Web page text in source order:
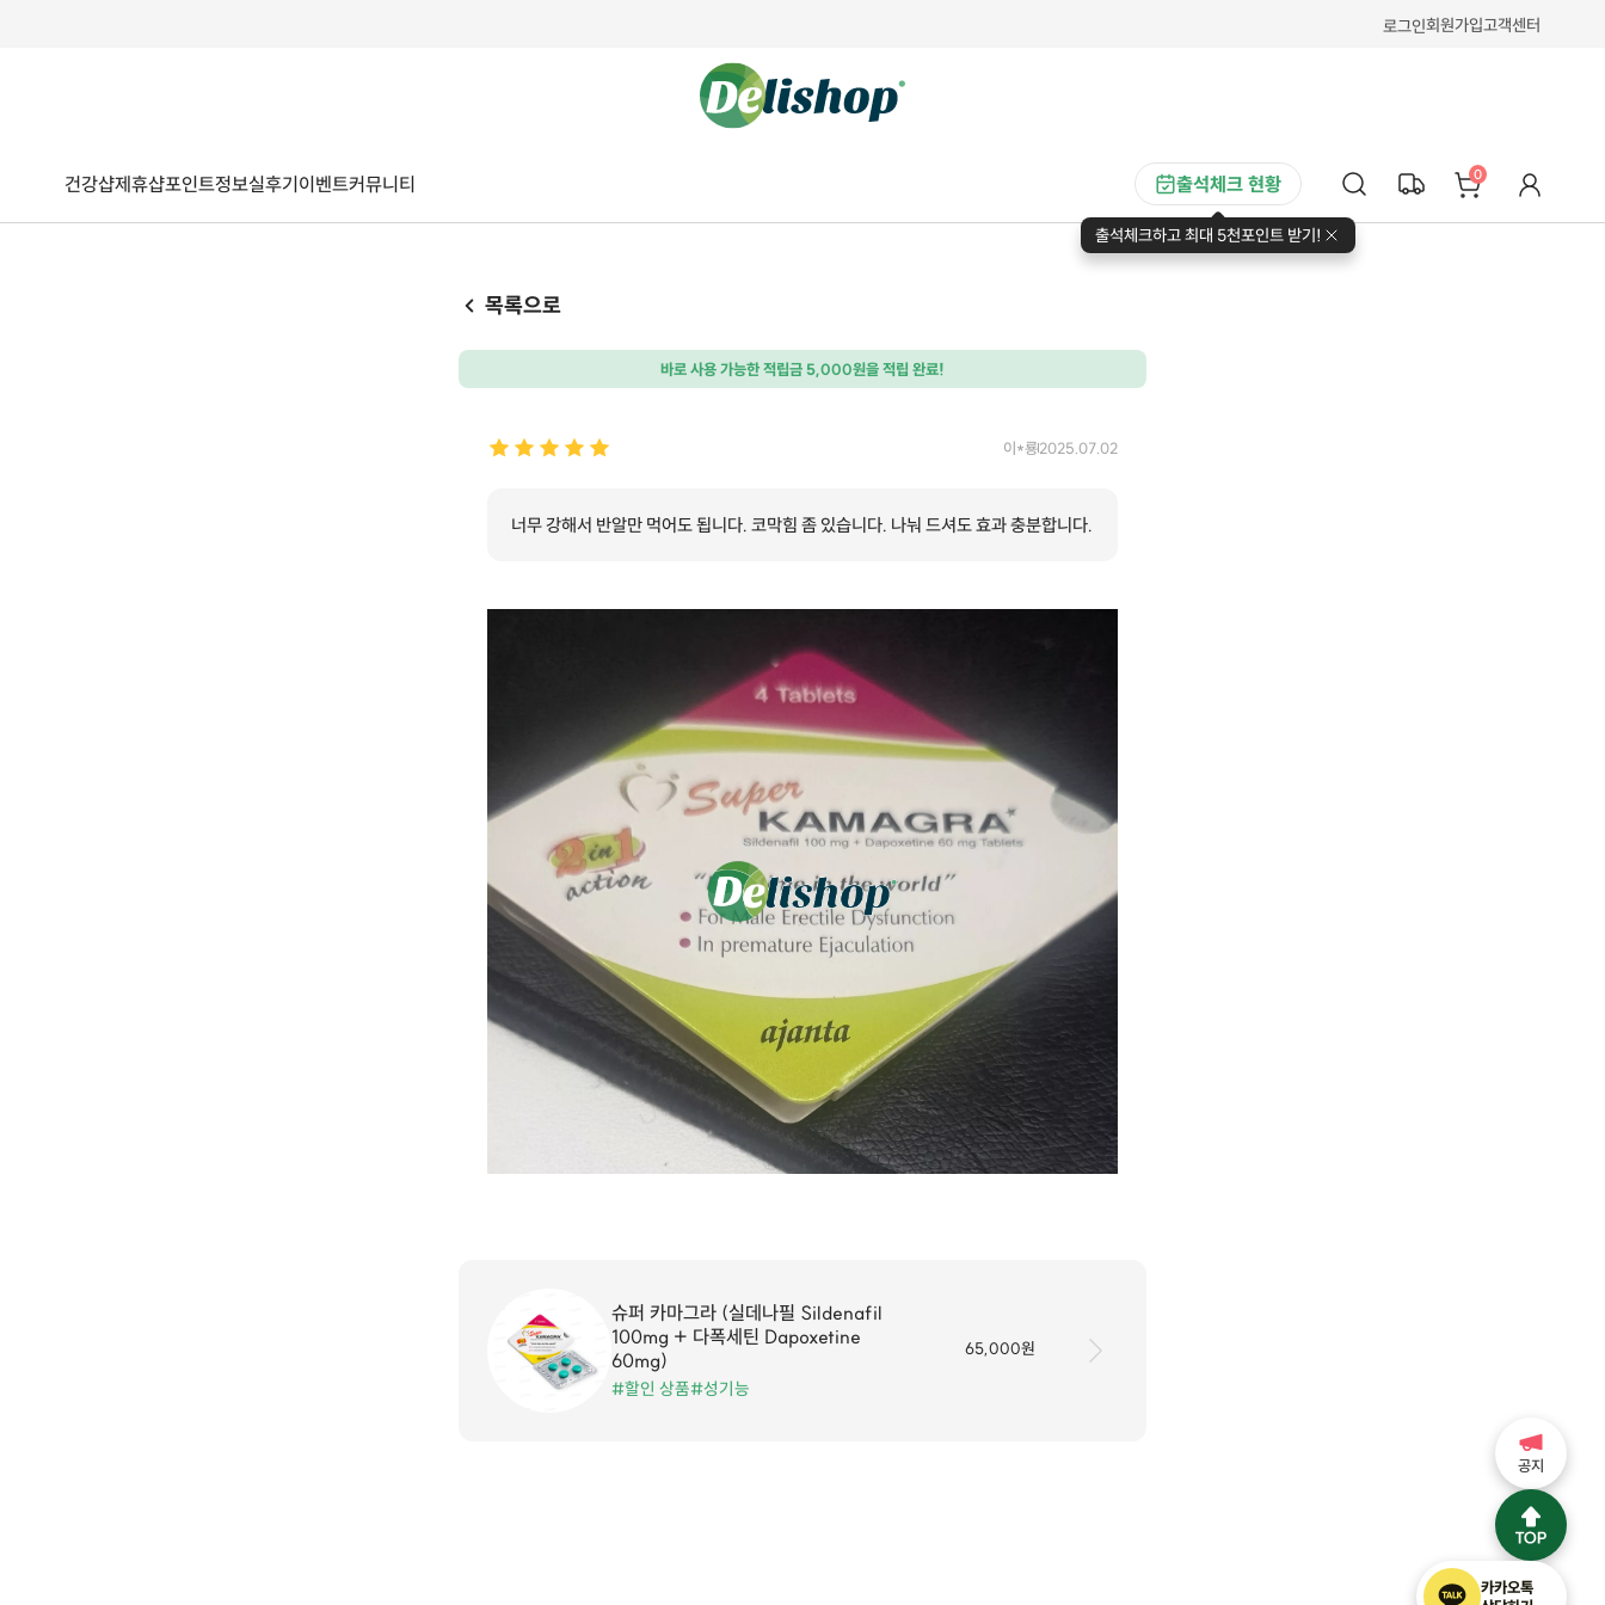
로그인회원가입고객센터
출석체크 현황
출석체크하고 최대 5천포인트 받기!
0
건강샵제휴샵포인트정보실후기이벤트커뮤니티
목록으로
바로 사용 가능한 적립금 5,000원을 적립 완료!
이*룡2025.07.02
너무 강해서 반알만 먹어도 됩니다. 코막힘 좀 있습니다. 나눠 드셔도 효과 충분합니다.
슈퍼 카마그라 (실데나필 Sildenafil
100mg + 다폭세틴 Dapoxetine
60mg)
#할인 상품#성기능
65,000원
공지
카카오톡